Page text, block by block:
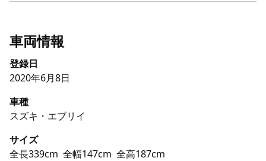
車両情報
登録日
2020年6月8日
車種
スズキ・エブリイ
サイズ
全長339cm 全幅147cm 全高187cm